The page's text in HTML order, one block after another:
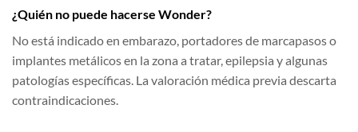
¿Quién no puede hacerse Wonder?
No está indicado en embarazo, portadores de marcapasos o
implantes metálicos en la zona a tratar, epilepsia y algunas
patologías específicas. La valoración médica previa descarta
contraindicaciones.